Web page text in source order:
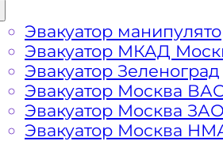
Эвакуатор
Эвакуатор МКАД
Эвакуатор Зеленоград
Эвакуатор Москва
Эвакуатор Москва
Эвакуатор Москва